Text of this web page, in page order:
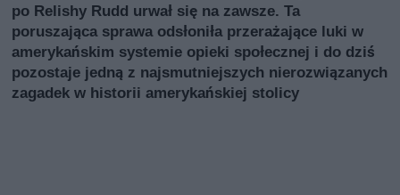
po Relishy Rudd urwał się na zawsze. Ta
poruszająca sprawa odsłoniła przerażające luki w
amerykańskim systemie opieki społecznej i do dziś
pozostaje jedną z najsmutniejszych nierozwiązanych
zagadek w historii amerykańskiej stolicy